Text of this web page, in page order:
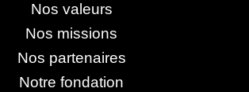
Nos valeurs
Nos missions
Nos partenaires
Notre fondation